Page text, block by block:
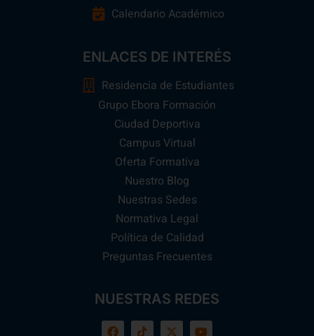
Calendario Académico
ENLACES DE INTERÉS
Residencia de Estudiantes
Grupo Ebora Formación
Ciudad Deportiva
Campus Virtual
Oferta Formativa
Nuestro Blog
Nuestras Sedes
Normativa Legal
Política de Calidad
Preguntas Frecuentes
NUESTRAS REDES